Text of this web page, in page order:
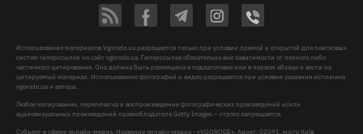
Использование материалов Vgorode.ua разрешается только при условии прямой и открытой для поисковых
систем гиперссылки на сайт vgorode.ua. Гиперссылка обязательна вне зависимости от полного либо
частичного цитирования. Она должна быть размещена в подзаголовке или в первом абзаце и вести на
цитируемый материал. Использование фотографий и видео разрешается при условии указания источника
vgorode.ua и автора.
Любое копирование, перепечатка и воспроизведение фотографических произведений и/или
аудиовизуальных произведений правообладателя Getty Images – строго запрещается.
Субъект в сфере онлайн-медиа, Название онлайн-медиа - «VGORODE», Адрес: 02091, місто Київ,